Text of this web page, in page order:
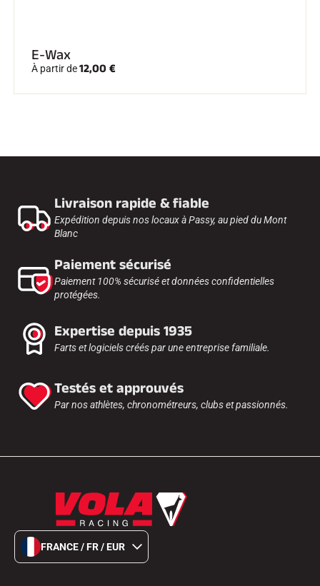
E-Wax
À partir de12,00 €
Livraison rapide & fiable
Expédition depuis nos locaux à Passy, au pied du Mont
Blanc
Paiement sécurisé
Paiement 100% sécurisé et données confidentielles
protégées.
Expertise depuis 1935
Farts et logiciels créés par une entreprise familiale.
Testés et approuvés
Par nos athlètes, chronométreurs, clubs et passionnés.
FRANCE / FR / EUR